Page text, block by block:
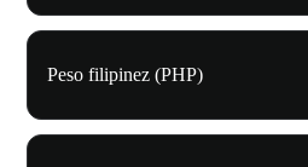
Peso filipinez (PHP)